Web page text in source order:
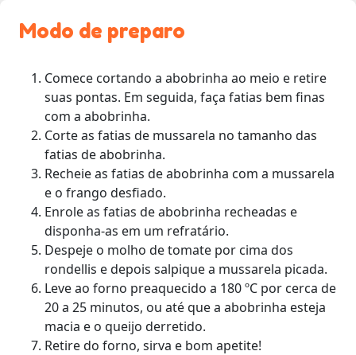
Modo de preparo
Comece cortando a abobrinha ao meio e retire
suas pontas. Em seguida, faça fatias bem finas
com a abobrinha.
Corte as fatias de mussarela no tamanho das
fatias de abobrinha.
Recheie as fatias de abobrinha com a mussarela
e o frango desfiado.
Enrole as fatias de abobrinha recheadas e
disponha-as em um refratário.
Despeje o molho de tomate por cima dos
rondellis e depois salpique a mussarela picada.
Leve ao forno preaquecido a 180 ºC por cerca de
20 a 25 minutos, ou até que a abobrinha esteja
macia e o queijo derretido.
Retire do forno, sirva e bom apetite!